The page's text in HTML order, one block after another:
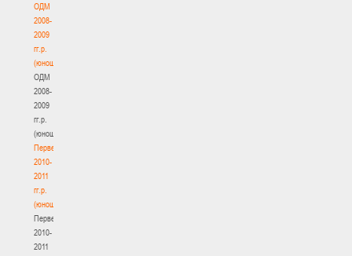
ОДМ
2008-
2009
гг.р.
(юноши)
ОДМ
2008-
2009
гг.р.
(юноши)
Первенство
2010-
2011
гг.р.
(юноши)
Первенство
2010-
2011